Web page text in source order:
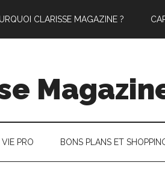
CLARISSE MAGAZINE ?
VIE PRO BONS PLANS ET